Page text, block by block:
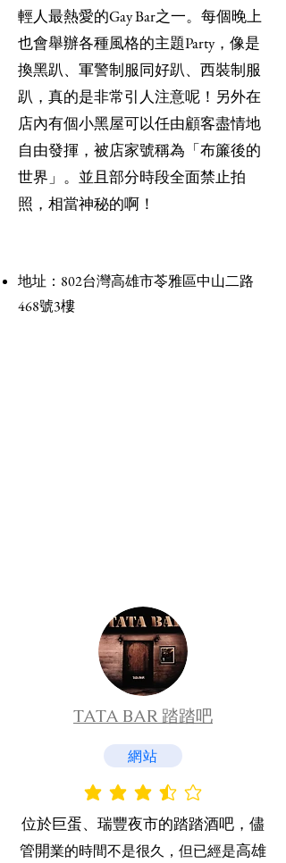
輕人最熱愛的Gay Bar之一。每個晚上
也會舉辦各種風格的主題Party，像是
換黑趴、軍警制服同好趴、西裝制服
趴，真的是非常引人注意呢！另外在
店內有個小黑屋可以任由顧客盡情地
自由發揮，被店家號稱為「布簾後的
世界」。並且部分時段全面禁止拍
照，相當神秘的啊！
地址： 802台灣高雄市苓雅區中山二路
468號3樓
TATA BAR 踏踏吧
網站
平均評等為 3.5 ，滿分 5 分
位於巨蛋、瑞豐夜市的踏踏酒吧，儘
管開業的時間不是很久，但已​經是高雄